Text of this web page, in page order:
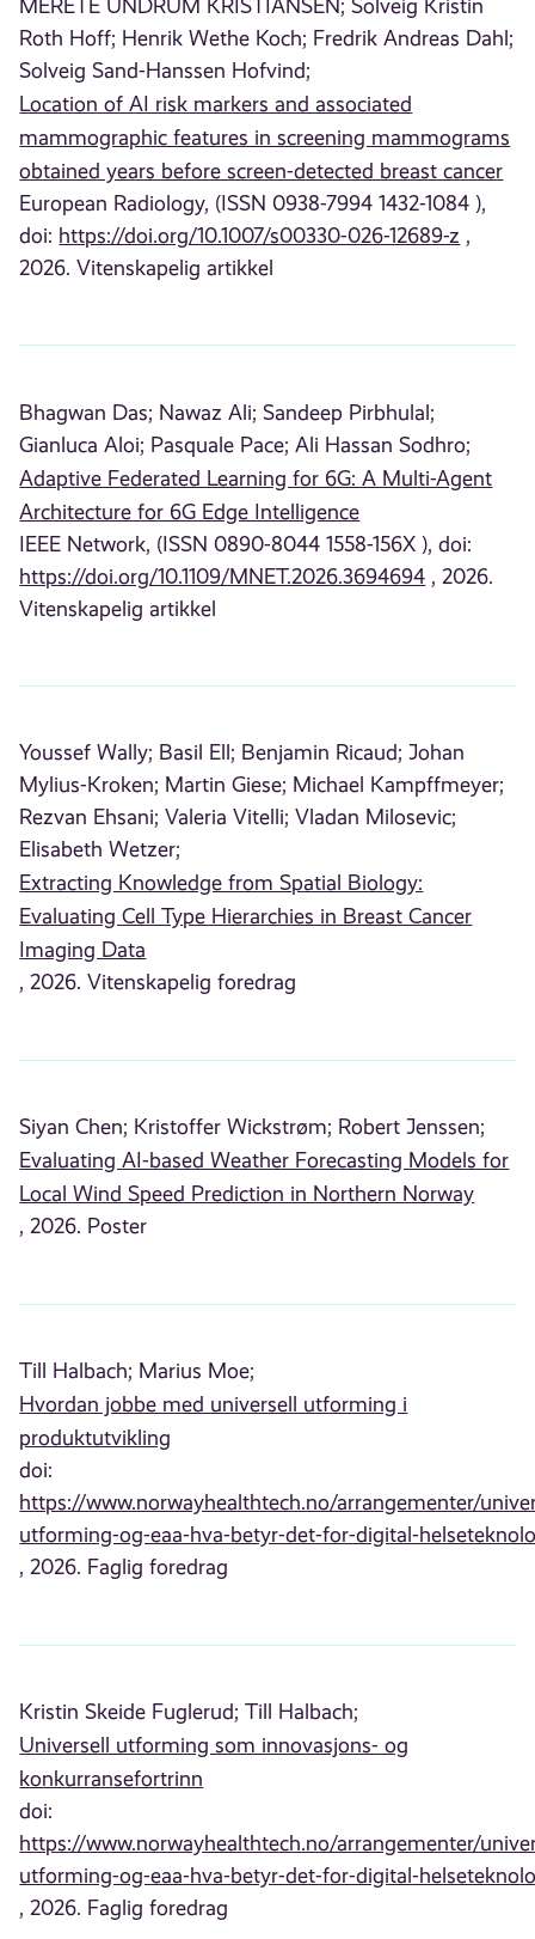
MERETE UNDRUM KRISTIANSEN; Solveig Kristin
Roth Hoff; Henrik Wethe Koch; Fredrik Andreas Dahl;
Solveig Sand-Hanssen Hofvind;
Location of AI risk markers and associated
mammographic features in screening mammograms
obtained years before screen-detected breast cancer
European Radiology, (ISSN 0938-7994 1432-1084 ),
doi: https://doi.org/10.1007/s00330-026-12689-z ,
2026. Vitenskapelig artikkel
Bhagwan Das; Nawaz Ali; Sandeep Pirbhulal;
Gianluca Aloi; Pasquale Pace; Ali Hassan Sodhro;
Adaptive Federated Learning for 6G: A Multi-Agent
Architecture for 6G Edge Intelligence
IEEE Network, (ISSN 0890-8044 1558-156X ), doi:
https://doi.org/10.1109/MNET.2026.3694694 , 2026.
Vitenskapelig artikkel
Youssef Wally; Basil Ell; Benjamin Ricaud; Johan
Mylius-Kroken; Martin Giese; Michael Kampffmeyer;
Rezvan Ehsani; Valeria Vitelli; Vladan Milosevic;
Elisabeth Wetzer;
Extracting Knowledge from Spatial Biology:
Evaluating Cell Type Hierarchies in Breast Cancer
Imaging Data
, 2026. Vitenskapelig foredrag
Siyan Chen; Kristoffer Wickstrøm; Robert Jenssen;
Evaluating AI-based Weather Forecasting Models for
Local Wind Speed Prediction in Northern Norway
, 2026. Poster
Till Halbach; Marius Moe;
Hvordan jobbe med universell utforming i
produktutvikling
doi:
https://www.norwayhealthtech.no/arrangementer/
utforming-og-eaa-hva-betyr-det-for-digital-
, 2026. Faglig foredrag
Kristin Skeide Fuglerud; Till Halbach;
Universell utforming som innovasjons- og
konkurransefortrinn
doi:
https://www.norwayhealthtech.no/arrangementer/
utforming-og-eaa-hva-betyr-det-for-digital-
, 2026. Faglig foredrag